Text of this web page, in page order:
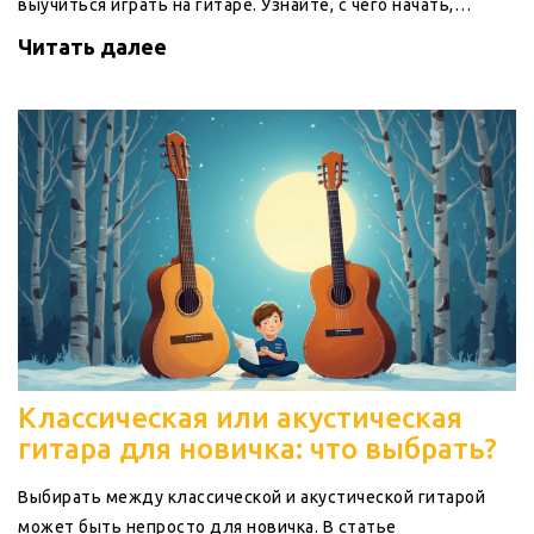
выучиться играть на гитаре. Узнайте, с чего начать,
сколько времени нужно выделить на тренировки и какие
упражнения помогут освоить аккорды быстрее. В статье
обратить внимание при выборе первой гитары. Даже если
у вас нет опыта, вы сможете найти здесь ответы на свои
вопросы.
Читать далее
Классическая или акустическая
гитара для новичка: что выбрать?
Выбирать между классической и акустической гитарой
может быть непросто для новичка. В статье